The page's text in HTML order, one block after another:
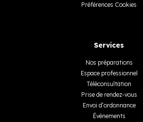
Préférences Cookies
Services
Nos préparations
Espace professionnel
Téléconsultation
Prise de rendez-vous
Envoi d’ordonnance
Événements